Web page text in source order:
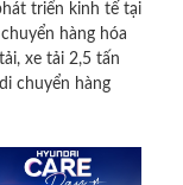
triển kinh tế tại
hàng hóa
xe tải 2,5 tấn
chuyển hàng